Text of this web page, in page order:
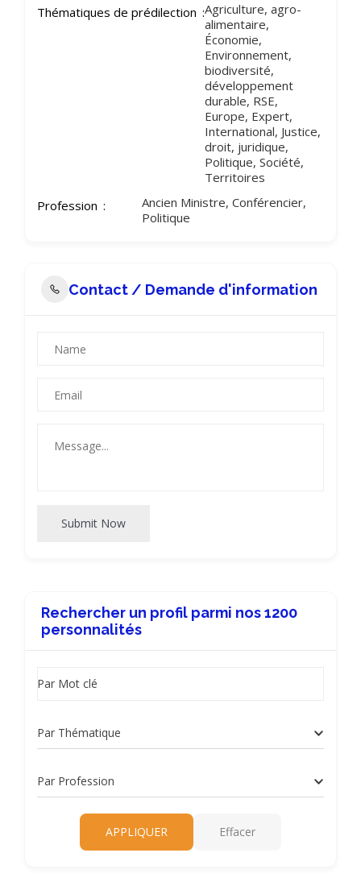
Thématiques de prédilection Agriculture, agro-
alimentaire,
Économie,
Environnement,
biodiversité,
développement
durable, RSE,
Europe, Expert,
International, Justice,
droit, juridique,
Politique, Société,
Territoires
Profession
Ancien Ministre, Conférencier,
Politique
Contact / Demande d'information
Submit Now
Rechercher un profil parmi nos 1200
personnalités
Par Mot clé
Par Thématique
Par Profession
APPLIQUER Effacer